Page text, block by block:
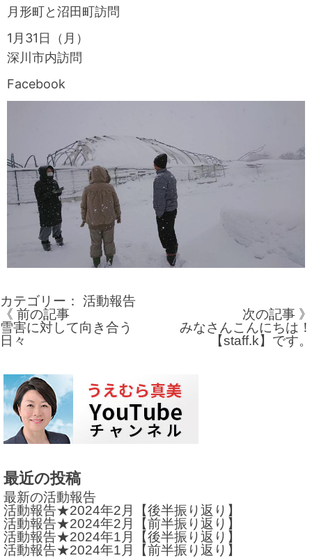
月形町と沼田町訪問
1月31日（月）
深川市内訪問
Facebook
カテゴリー： 活動報告
投
稿
ビ
ゲ
ー
ョ
ン
《 前の記事
雪害に対して向き合う
日々
次の記事 》
みなさんこんにちは！
【staff.k】です。
最近の投稿
最新の活動報告
活動報告★2024年2月【後半振り返り】
活動報告★2024年2月【前半振り返り】
活動報告★2024年1月【後半振り返り】
活動報告★2024年1月【前半振り返り】